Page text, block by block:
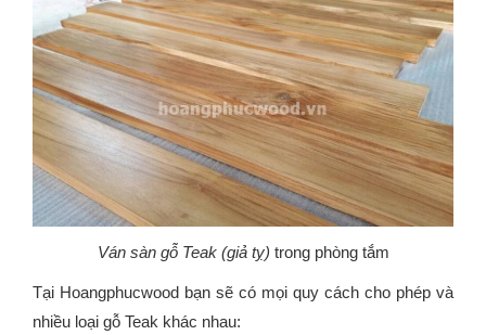
Ván sàn gỗ Teak (giả tỵ) trong phòng tắm
Tại Hoangphucwood bạn sẽ có mọi quy cách cho phép và
nhiều loại gỗ Teak khác nhau: